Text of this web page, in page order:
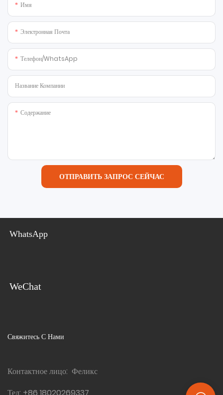
Имя
Электронная Почта
Телефон/WhatsApp
Название Компании
Содержание
ОТПРАВИТЬ ЗАПРОС СЕЙЧАС
WhatsApp
WeChat
Свяжитесь С Нами
Контактное лицо: Феликс
Тел: +86 18020269337